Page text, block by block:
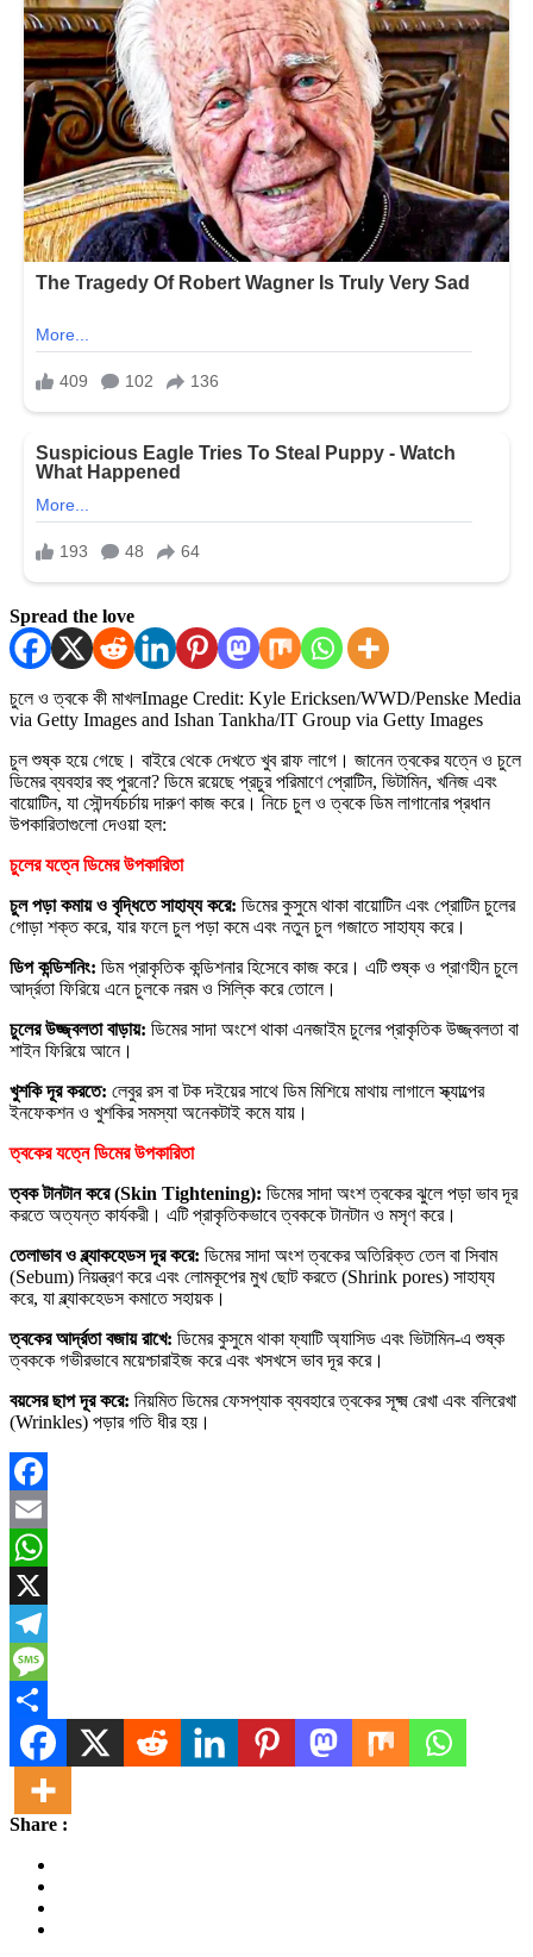
Spread the love
চুলে ও ত্বকে কী মাখলImage Credit: Kyle Ericksen/WWD/Penske Media
via Getty Images and Ishan Tankha/IT Group via Getty Images
চুল শুষ্ক হয়ে গেছে। বাইরে থেকে দেখতে খুব রাফ লাগে। জানেন ত্বকের যত্নে ও চুলে
ডিমের ব্যবহার বহু পুরনো? ডিমে রয়েছে প্রচুর পরিমাণে প্রোটিন, ভিটামিন, খনিজ এবং
বায়োটিন, যা সৌন্দর্যচর্চায় দারুণ কাজ করে। নিচে চুল ও ত্বকে ডিম লাগানোর প্রধান
উপকারিতাগুলো দেওয়া হল:
চুলের যত্নে ডিমের উপকারিতা
চুল পড়া কমায় ও বৃদ্ধিতে সাহায্য করে: ডিমের কুসুমে থাকা বায়োটিন এবং প্রোটিন চুলের
গোড়া শক্ত করে, যার ফলে চুল পড়া কমে এবং নতুন চুল গজাতে সাহায্য করে।
ডিপ কন্ডিশনিং: ডিম প্রাকৃতিক কন্ডিশনার হিসেবে কাজ করে। এটি শুষ্ক ও প্রাণহীন চুলে
আর্দ্রতা ফিরিয়ে এনে চুলকে নরম ও সিল্কি করে তোলে।
চুলের উজ্জ্বলতা বাড়ায়: ডিমের সাদা অংশে থাকা এনজাইম চুলের প্রাকৃতিক উজ্জ্বলতা বা
শাইন ফিরিয়ে আনে।
খুশকি দূর করতে: লেবুর রস বা টক দইয়ের সাথে ডিম মিশিয়ে মাথায় লাগালে স্ক্যাল্পের
ইনফেকশন ও খুশকির সমস্যা অনেকটাই কমে যায়।
ত্বকের যত্নে ডিমের উপকারিতা
ত্বক টানটান করে (Skin Tightening): ডিমের সাদা অংশ ত্বকের ঝুলে পড়া ভাব দূর
করতে অত্যন্ত কার্যকরী। এটি প্রাকৃতিকভাবে ত্বককে টানটান ও মসৃণ করে।
তেলাভাব ও ব্ল্যাকহেডস দূর করে: ডিমের সাদা অংশ ত্বকের অতিরিক্ত তেল বা সিবাম
(Sebum) নিয়ন্ত্রণ করে এবং লোমকূপের মুখ ছোট করতে (Shrink pores) সাহায্য
করে, যা ব্ল্যাকহেডস কমাতে সহায়ক।
ত্বকের আর্দ্রতা বজায় রাখে: ডিমের কুসুমে থাকা ফ্যাটি অ্যাসিড এবং ভিটামিন-এ শুষ্ক
ত্বককে গভীরভাবে ময়েশ্চারাইজ করে এবং খসখসে ভাব দূর করে।
বয়সের ছাপ দূর করে: নিয়মিত ডিমের ফেসপ্যাক ব্যবহারে ত্বকের সূক্ষ্ম রেখা এবং বলিরেখা
(Wrinkles) পড়ার গতি ধীর হয়।
Facebook
Email
WhatsApp
X
Telegram
Message
Share
Share :